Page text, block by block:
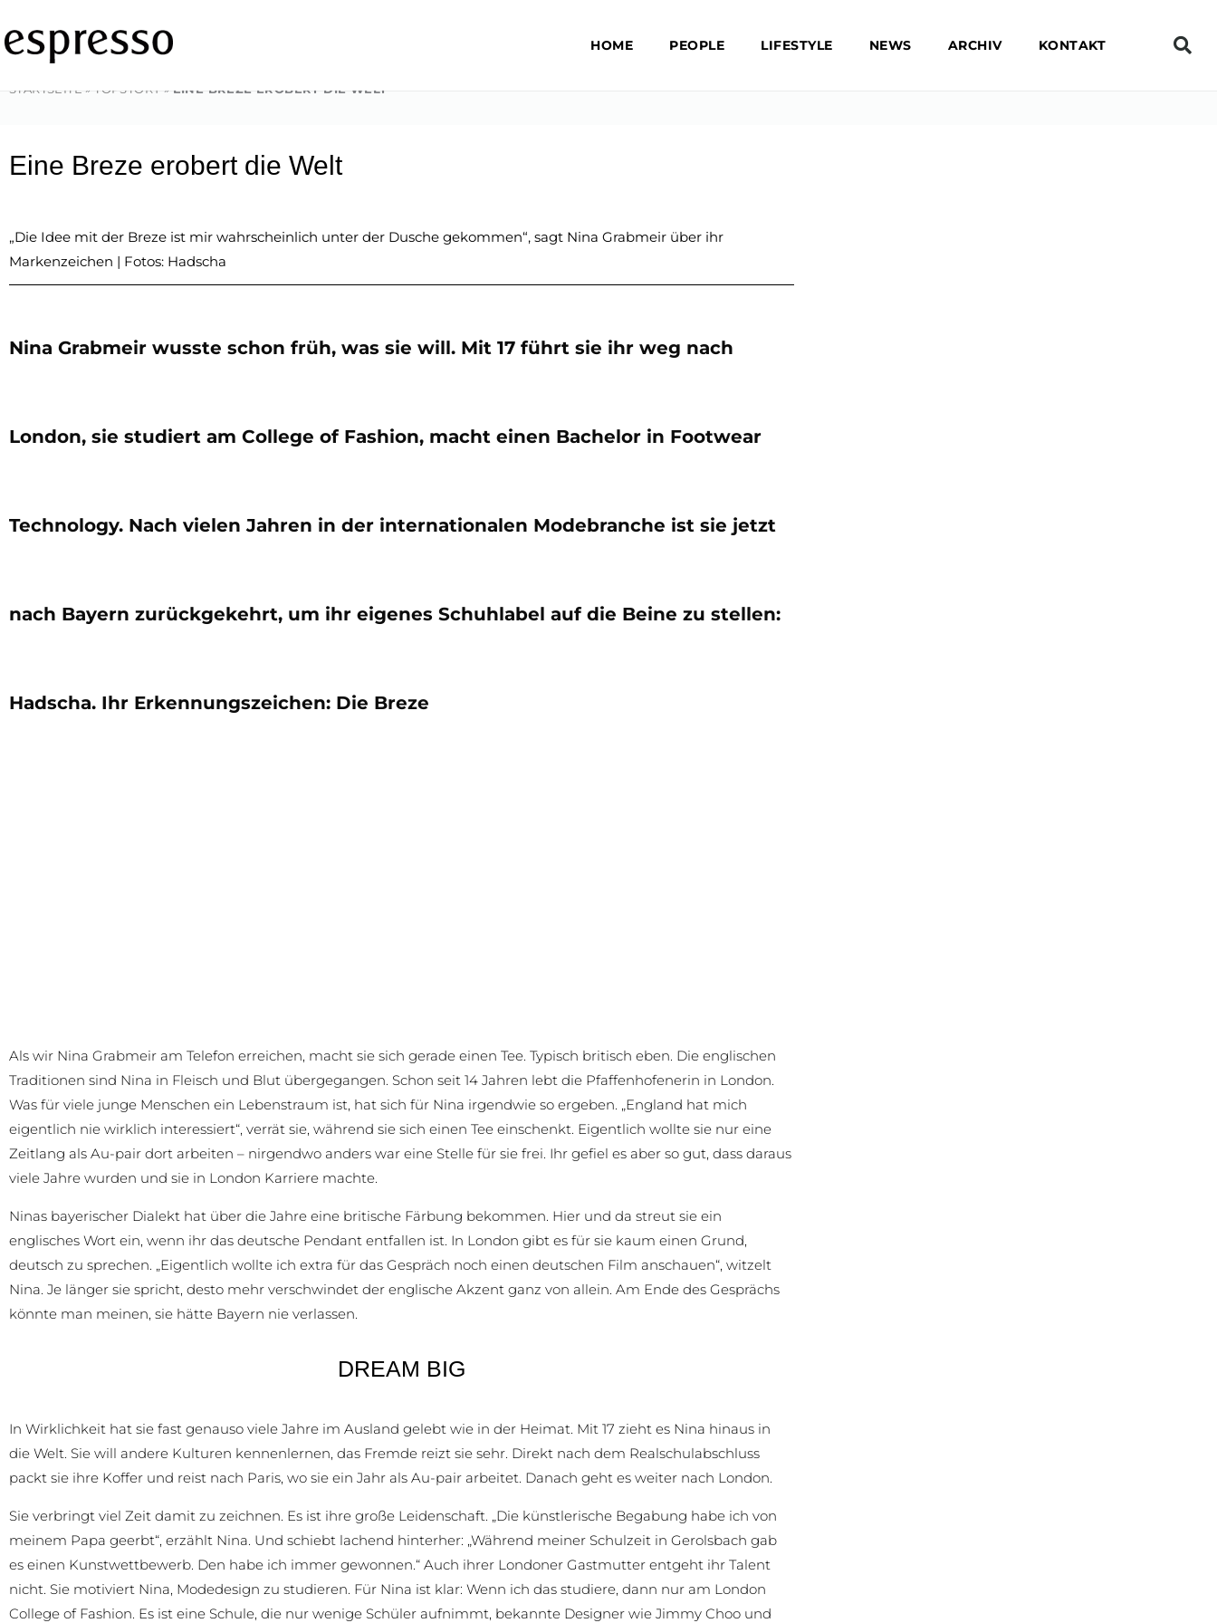
Inhalt
springen
HOME PEOPLE LIFESTYLE NEWS ARCHIV KONTAKT
STARTSEITE » TOPSTORY » EINE BREZE EROBERT DIE WELT
Eine Breze erobert die Welt
„Die Idee mit der Breze ist mir wahrscheinlich unter der Dusche gekommen“, sagt Nina Grabmeir über ihr
Markenzeichen | Fotos: Hadscha
Nina Grabmeir wusste schon früh, was sie will. Mit 17 führt sie ihr weg nach
London, sie studiert am College of Fashion, macht einen Bachelor in Footwear
Technology. Nach vielen Jahren in der internationalen Modebranche ist sie jetzt
nach Bayern zurückgekehrt, um ihr eigenes Schuhlabel auf die Beine zu stellen:
Hadscha. Ihr Erkennungszeichen: Die Breze
Als wir Nina Grabmeir am Telefon erreichen, macht sie sich gerade einen Tee. Typisch britisch eben. Die englischen
Traditionen sind Nina in Fleisch und Blut übergegangen. Schon seit 14 Jahren lebt die Pfaffenhofenerin in London.
Was für viele junge Menschen ein Lebenstraum ist, hat sich für Nina irgendwie so ergeben. „England hat mich
eigentlich nie wirklich interessiert“, verrät sie, während sie sich einen Tee einschenkt. Eigentlich wollte sie nur eine
Zeitlang als Au-pair dort arbeiten – nirgendwo anders war eine Stelle für sie frei. Ihr gefiel es aber so gut, dass daraus
viele Jahre wurden und sie in London Karriere machte.
Ninas bayerischer Dialekt hat über die Jahre eine britische Färbung bekommen. Hier und da streut sie ein
englisches Wort ein, wenn ihr das deutsche Pendant entfallen ist. In London gibt es für sie kaum einen Grund,
deutsch zu sprechen. „Eigentlich wollte ich extra für das Gespräch noch einen deutschen Film anschauen“, witzelt
Nina. Je länger sie spricht, desto mehr verschwindet der englische Akzent ganz von allein. Am Ende des Gesprächs
könnte man meinen, sie hätte Bayern nie verlassen.
DREAM BIG
In Wirklichkeit hat sie fast genauso viele Jahre im Ausland gelebt wie in der Heimat. Mit 17 zieht es Nina hinaus in
die Welt. Sie will andere Kulturen kennenlernen, das Fremde reizt sie sehr. Direkt nach dem Realschulabschluss
packt sie ihre Koffer und reist nach Paris, wo sie ein Jahr als Au-pair arbeitet. Danach geht es weiter nach London.
Sie verbringt viel Zeit damit zu zeichnen. Es ist ihre große Leidenschaft. „Die künstlerische Begabung habe ich von
meinem Papa geerbt“, erzählt Nina. Und schiebt lachend hinterher: „Während meiner Schulzeit in Gerolsbach gab
es einen Kunstwettbewerb. Den habe ich immer gewonnen.“ Auch ihrer Londoner Gastmutter entgeht ihr Talent
nicht. Sie motiviert Nina, Modedesign zu studieren. Für Nina ist klar: Wenn ich das studiere, dann nur am London
College of Fashion. Es ist eine Schule, die nur wenige Schüler aufnimmt, bekannte Designer wie Jimmy Choo und